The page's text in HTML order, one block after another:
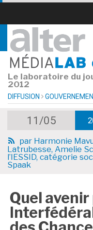
Le laboratoire du
2012
DIFFUSION
11/05
par Harmonie
Latrubesse, Amelie
l’IESSID, catégorie
Spaak
Quel